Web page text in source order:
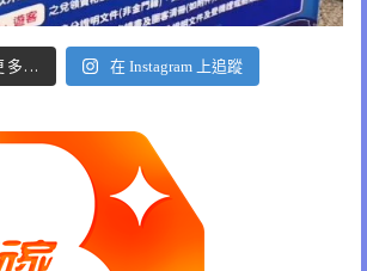
多... 在 Instagram 上追蹤